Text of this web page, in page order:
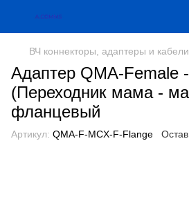
ВЧ коннекторы, адаптеры и кабели
Адаптер QMA-Female
(Переходник мама -
фланцевый
Артикул: QMA-F-MCX-F-Flange